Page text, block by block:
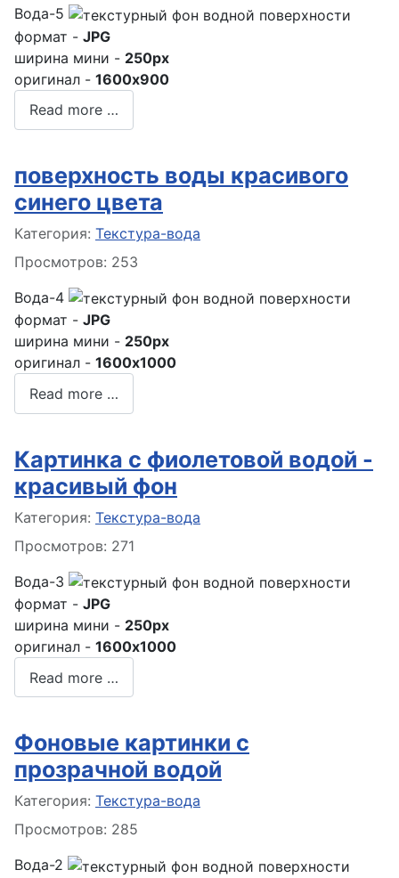
Вода-5
формат - JPG
ширина мини - 250px
оригинал - 1600x900
Read more …
поверхность воды красивого
синего цвета
Информация о материале
Категория: Текстура-вода
Просмотров: 253
Вода-4
формат - JPG
ширина мини - 250px
оригинал - 1600x1000
Read more …
Картинка с фиолетовой водой -
красивый фон
Информация о материале
Категория: Текстура-вода
Просмотров: 271
Вода-3
формат - JPG
ширина мини - 250px
оригинал - 1600x1000
Read more …
Фоновые картинки с
прозрачной водой
Информация о материале
Категория: Текстура-вода
Просмотров: 285
Вода-2